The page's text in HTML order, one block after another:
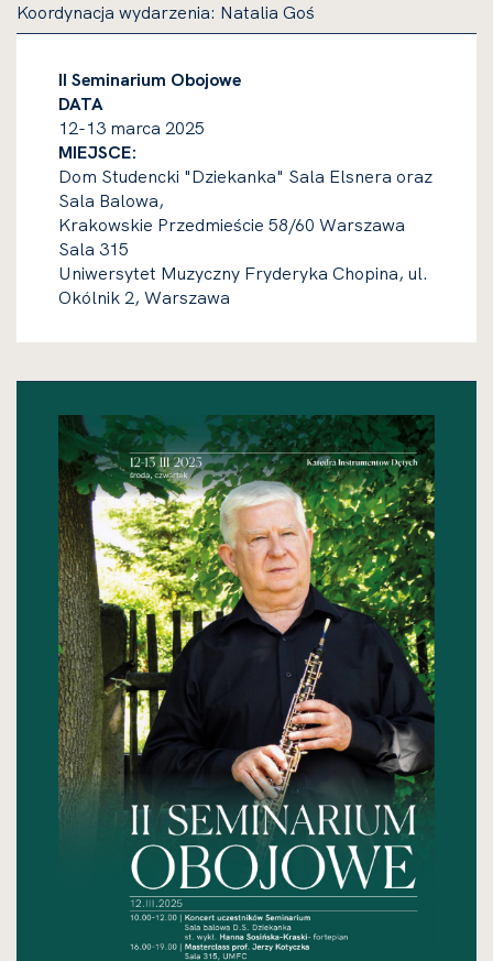
Koordynacja wydarzenia: Natalia Goś
II Seminarium Obojowe
DATA
12-13 marca 2025
MIEJSCE:
Dom Studencki "Dziekanka" Sala Elsnera oraz
Sala Balowa,
Krakowskie Przedmieście 58/60 Warszawa
Sala 315
Uniwersytet Muzyczny Fryderyka Chopina, ul.
Okólnik 2, Warszawa